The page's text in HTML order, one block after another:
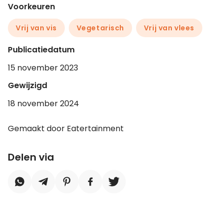
Voorkeuren
Vrij van vis Vegetarisch Vrij van vlees
Publicatiedatum
15 november 2023
Gewijzigd
18 november 2024
Gemaakt door Eatertainment
Delen via